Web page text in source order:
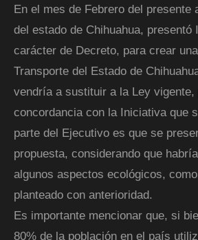
En el mes de Febrero del presente
del estado de Chihuahua, presentó
carácter de Decreto, para crear
Transporte del Estado de
vendría a sustituir a la Ley vigente,
concordancia con la Iniciativa que
parte del Ejecutivo es que se
propuesta, considerando que
algunos aspectos ecológicos,
planteado con anterioridad.
Es importante mencionar que, si
80% de la población en el país